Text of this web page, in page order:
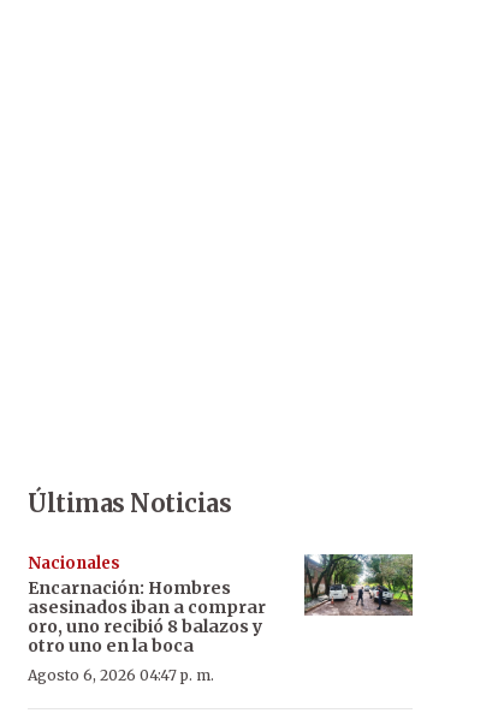
Últimas Noticias
Nacionales
Encarnación: Hombres
asesinados iban a comprar
oro, uno recibió 8 balazos y
otro uno en la boca
Agosto 6, 2026 04:47 p. m.